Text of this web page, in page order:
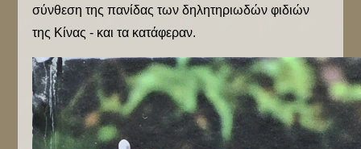
σύνθεση της πανίδας των δηλητηριωδών φιδιών
της Κίνας - και τα κατάφεραν.